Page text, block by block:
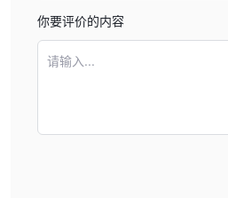
你要评价的内容
请输入...